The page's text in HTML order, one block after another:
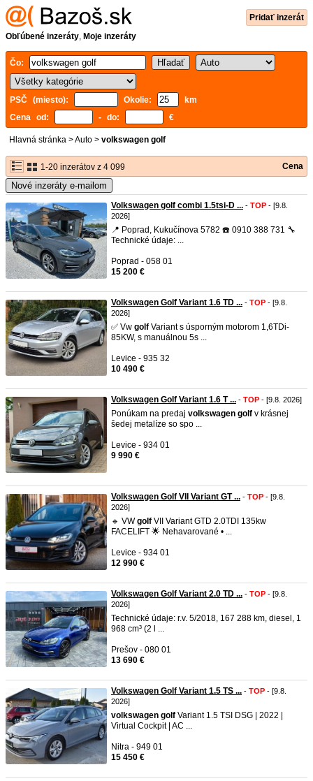
Pridať inzerát
Obľúbené inzeráty, Moje inzeráty
Čo:
PSČ (miesto): Okolie:
km
Cena od:
- do: €
Hlavná stránka >Auto > volkswagen golf
1-20 inzerátov z 4 099 Cena
Nové inzeráty e-mailom
Volkswagen golf combi 1.5tsi-D ... - TOP - [9.8.
2026]
📍 Poprad, Kukučínova 5782 ☎️ 0910 388 731 🔧
Technické údaje: ...
Poprad - 058 01
15 200 €
Volkswagen Golf Variant 1.6 TD ... - TOP - [9.8.
2026]
✅️ Vw golf Variant s úsporným motorom 1,6TDi-
85KW, s manuálnou 5s ...
Levice - 935 32
10 490 €
Volkswagen Golf Variant 1.6 T ... - TOP - [9.8. 2026]
Ponúkam na predaj volkswagen golf v krásnej
šedej metalíze so spo ...
Levice - 934 01
9 990 €
Volkswagen Golf VII Variant GT ... - TOP - [9.8.
2026]
🔹 VWgolf VII Variant GTD 2.0TDI 135kw
FACELIFT 🌟 Nehavarované • ...
Levice - 934 01
12 990 €
Volkswagen Golf Variant 2.0 TD ... - TOP - [9.8.
2026]
Technické údaje: r.v. 5/2018, 167 288 km, diesel, 1
968 cm³ (2 l ...
Prešov - 080 01
13 690 €
Volkswagen Golf Variant 1.5 TS ... - TOP - [9.8.
2026]
volkswagen golf Variant 1.5 TSI DSG | 2022 |
Virtual Cockpit | AC ...
Nitra - 949 01
15 450 €